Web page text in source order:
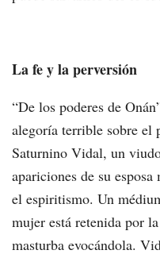
La fe y la perversión
“De los poderes de
alegoría terrible sobre el
Saturnino Vidal, un
apariciones de su
el espiritismo. Un
mujer está retenida por
masturba evocándola.